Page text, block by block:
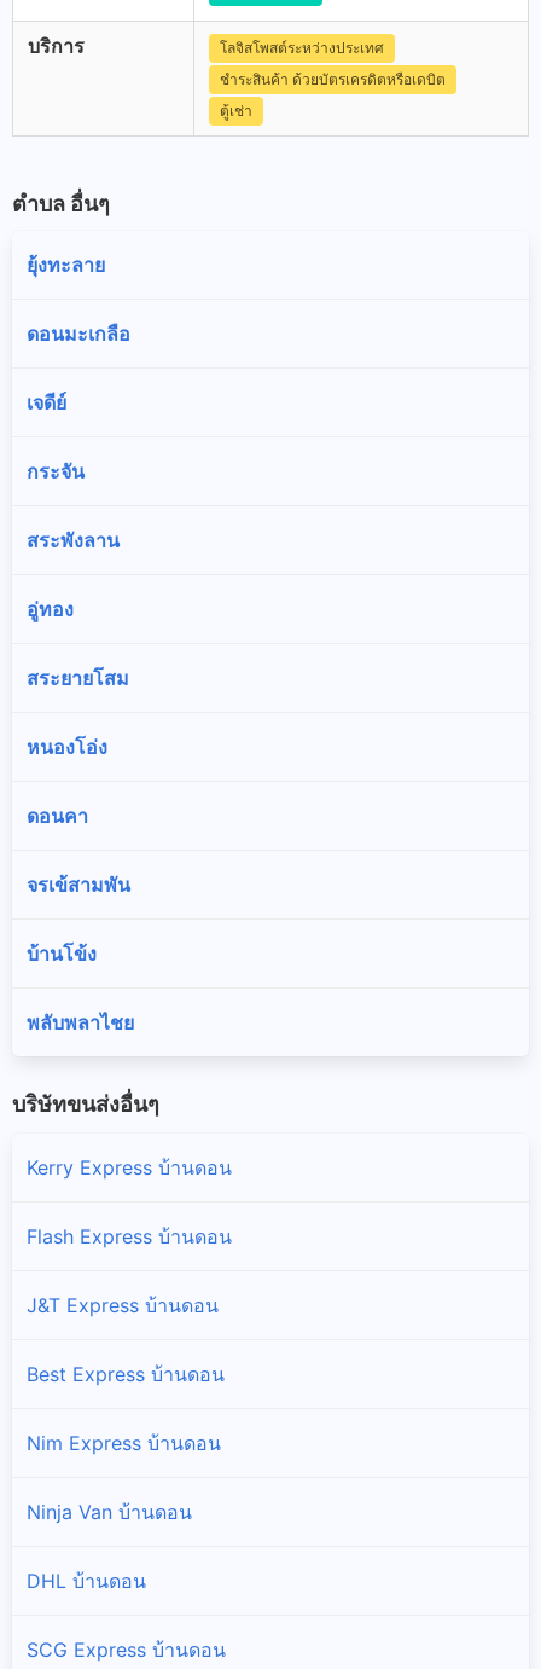
บริการ
โลจิสโพสต์ระหว่างประเทศ
ชำระสินค้า ด้วยบัตรเครดิตหรือเดบิต
ตู้เช่า
ตำบล อื่นๆ
ยุ้งทะลาย
ดอนมะเกลือ
เจดีย์
กระจัน
สระพังลาน
อู่ทอง
สระยายโสม
หนองโอ่ง
ดอนคา
จรเข้สามพัน
บ้านโข้ง
พลับพลาไชย
บริษัทขนส่งอื่นๆ
Kerry Express บ้านดอน
Flash Express บ้านดอน
J&T Express บ้านดอน
Best Express บ้านดอน
Nim Express บ้านดอน
Ninja Van บ้านดอน
DHL บ้านดอน
SCG Express บ้านดอน